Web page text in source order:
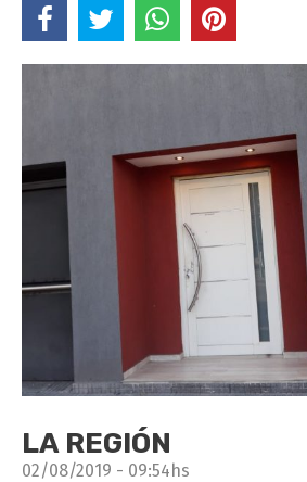
LA REGIÓN
02/08/2019 - 09:54hs